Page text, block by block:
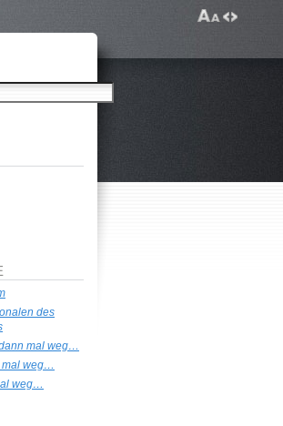
des
mal weg…
mal weg…
weg…